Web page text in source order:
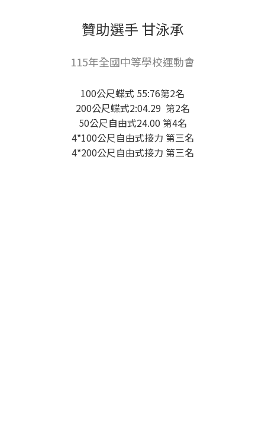
贊助選手 甘泳承
115年全國中等學校運動會
100公尺蝶式 55:76第2名
200公尺蝶式2:04.29 第2名
50公尺自由式24.00 第4名
4*100公尺自由式接力 第三名
4*200公尺自由式接力 第三名